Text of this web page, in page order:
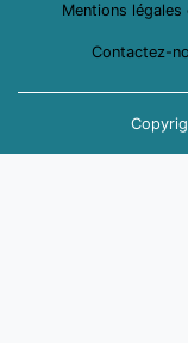
Mentions légales
Contactez-